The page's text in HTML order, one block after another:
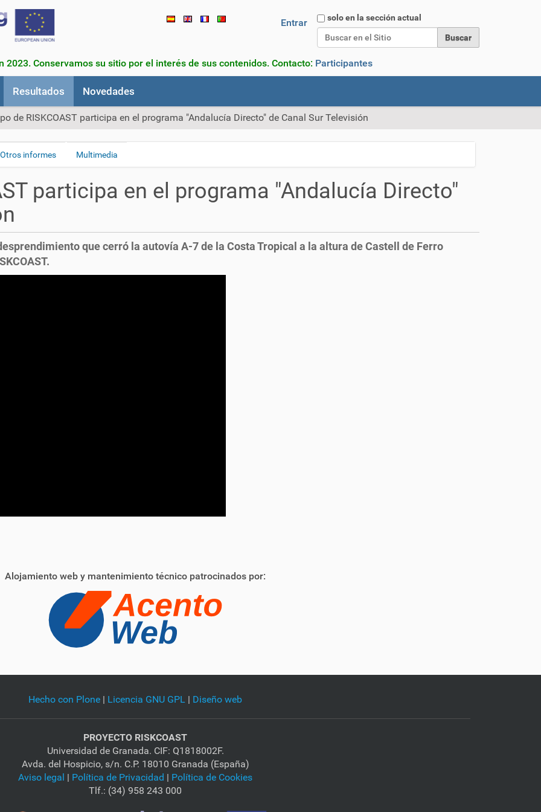
Buscar
solo en la sección actual
Entrar
2023. Conservamos su sitio por el interés de sus contenidos. Contacto: Participantes
Resultados Novedades
de RISKCOAST participa en el programa "Andalucía Directo" de Canal Sur Televisión
Otros informes Multimedia
participa en el programa "Andalucía Directo"
que cerró la autovía A-7 de la Costa Tropical a la altura de Castell de Ferro
Alojamiento web y mantenimiento técnico patrocinados por:
Hecho con Plone | Licencia GNU GPL | Diseño web
PROYECTO RISKCOAST
Universidad de Granada. CIF: Q1818002F.
Avda. del Hospicio, s/n. C.P. 18010 Granada (España)
Aviso legal | Política de Privacidad | Política de Cookies
Tlf.: (34) 958 243 000